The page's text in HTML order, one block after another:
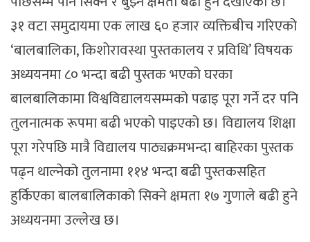
३१ वटा समुदायमा एक लाख ६० हजार व्यक्तिबीच गरिएको
‘बालबालिका, किशोरावस्था पुस्तकालय र प्रविधि’ विषयक
अध्ययनमा ८० भन्दा बढी पुस्तक भएको घरका
बालबालिकामा विश्वविद्यालयसम्मको पढाइ पूरा गर्ने दर पनि
तुलनात्मक रूपमा बढी भएको पाइएको छ। विद्यालय शिक्षा
पूरा गरेपछि मात्रै विद्यालय पाठ्यक्रमभन्दा बाहिरका पुस्तक
पढ्न थाल्नेको तुलनामा ११४ भन्दा बढी पुस्तकसहित
हुर्किएका बालबालिकाको सिक्ने क्षमता १७ गुणाले बढी हुने
अध्ययनमा उल्लेख छ।